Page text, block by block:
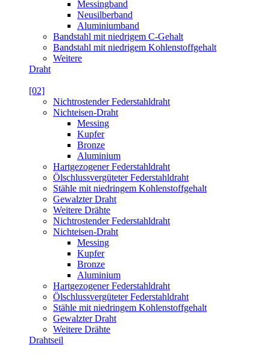
Messingband
Neusilberband
Aluminiumband
Bandstahl mit niedrigem C-Gehalt
Bandstahl mit niedrigem Kohlenstoffgehalt
Weitere
Draht
[02]
Nichtrostender Federstahldraht
Nichteisen-Draht
Messing
Kupfer
Bronze
Aluminium
Hartgezogener Federstahldraht
Ölschlussvergüteter Federstahldraht
Stähle mit niedringem Kohlenstoffgehalt
Gewalzter Draht
Weitere Drähte
Nichtrostender Federstahldraht
Nichteisen-Draht
Messing
Kupfer
Bronze
Aluminium
Hartgezogener Federstahldraht
Ölschlussvergüteter Federstahldraht
Stähle mit niedringem Kohlenstoffgehalt
Gewalzter Draht
Weitere Drähte
Drahtseil